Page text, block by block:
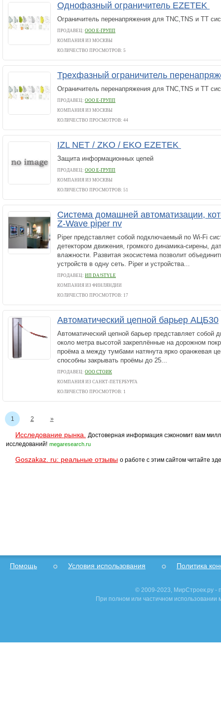
Однофазный ограничитель EZETEK
Ограничитель перенапряжения для TNC,TNS и ТТ
ПРОДАВЕЦ: ООО Е-ГРУПП
КОМПАНИЯ ИЗ МОСКВЫ
КОЛИЧЕСТВО ПРОСМОТРОВ: 5
Трехфазный ограничитель
Ограничитель перенапряжения для TNC,TNS и TT
ПРОДАВЕЦ: ООО Е-ГРУПП
КОМПАНИЯ ИЗ МОСКВЫ
КОЛИЧЕСТВО ПРОСМОТРОВ: 44
IZL NET / ZKO / EKO EZETEK
Защита информационных цепей
ПРОДАВЕЦ: ООО Е-ГРУПП
КОМПАНИЯ ИЗ МОСКВЫ
КОЛИЧЕСТВО ПРОСМОТРОВ: 51
Система домашней автоматизации,
Z-Wave piper nv
Piper представляет собой подключаемый по Wi-Fi
детектором движения, громкого динамика-сирены,
влажности. Развитая экосистема позволит
устройств в одну сеть. Piper и устройства...
ПРОДАВЕЦ: ИП DA!STYLE
КОМПАНИЯ ИЗ ФИНЛЯНДИИ
КОЛИЧЕСТВО ПРОСМОТРОВ: 17
Автоматический цепной барьер АЦБ30
Автоматический цепной барьер представляет собой
около метра высотой закреплённые на дорожном
проёма а между тумбами натянута ярко оранжевая
способны закрывать проёмы до 25...
ПРОДАВЕЦ: ООО СТОИК
КОМПАНИЯ ИЗ САНКТ-ПЕТЕРБУРГА
КОЛИЧЕСТВО ПРОСМОТРОВ: 1
1 2 »
Исследование рынка.
Достоверная информация сэкономит вам
исследований! megaresearch.ru
Goszakaz. ru: реальные отзывы о работе с этим сайтом читайте
Помощь Условия использования Политика
© 2009-2023, МирСтроек.ру -
При полном или частичном использовании